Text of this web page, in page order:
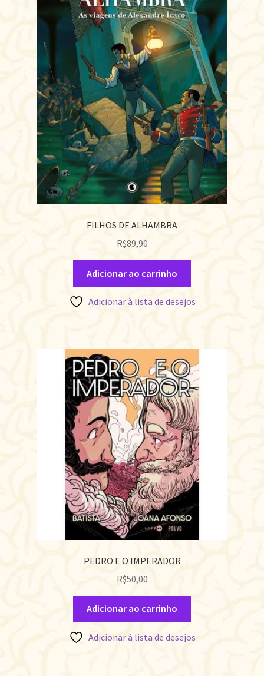
FILHOS DE ALHAMBRA
R$89,90
Adicionar ao carrinho
Adicionar à lista de desejos
PEDRO E O IMPERADOR
R$50,00
Adicionar ao carrinho
Adicionar à lista de desejos